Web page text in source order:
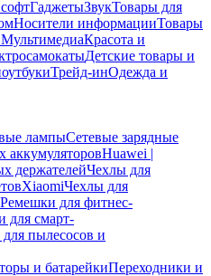
ГаджетыЗвукТовары для
Носители информацииТовары
Красота и
Детские товары и
Трейд-инОдежда и
лампыСетевые зарядные
аккумуляторовHuawei |
держателейЧехлы для
XiaomiЧехлы для
Ремешки для фитнес-
для смарт-
пылесосов и
и батарейкиПереходники и